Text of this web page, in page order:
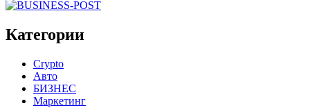
Категории
Crypto
Авто
БИЗНЕС
Маркетинг